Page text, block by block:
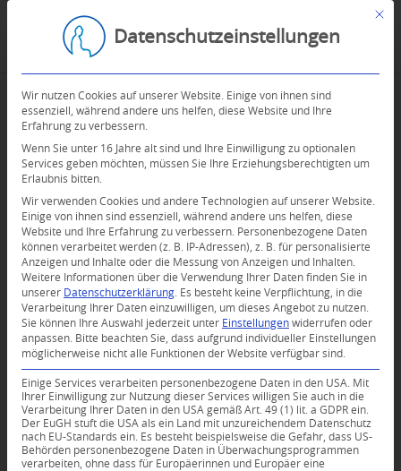
0
KOMMENTARE
Dein Kommentar
An Diskussion beteiligen?
Hinterlassen Sie uns Ihren Kommentar!
Name*
Mit
Datenschutzeinstellungen
Wir nutzen Cookies auf unserer Website. Einige von ihnen sind
essenziell, während andere uns helfen, diese Website und Ihre
Erfahrung zu verbessern.
Wenn Sie unter 16 Jahre alt sind und Ihre Einwilligung zu optionalen
Services geben möchten, müssen Sie Ihre Erziehungsberechtigten um
Erlaubnis bitten.
Wir verwenden Cookies und andere Technologien auf unserer Website.
Einige von ihnen sind essenziell, während andere uns helfen, diese
Website und Ihre Erfahrung zu verbessern.
Personenbezogene Daten
können verarbeitet werden (z. B. IP-Adressen), z. B. für personalisierte
Anzeigen und Inhalte oder die Messung von Anzeigen und Inhalten.
Weitere Informationen über die Verwendung Ihrer Daten finden Sie in
unserer Datenschutzerklärung
Es besteht keine Verpflichtung, in die
Verarbeitung Ihrer Daten einzuwilligen, um dieses Angebot zu nutzen.
Sie können Ihre Auswahl jederzeit unter Einstellungen widerrufen oder
anpassen.
Bitte beachten Sie, dass aufgrund individueller Einstellungen
möglicherweise nicht alle Funktionen der Website verfügbar sind.
Einige Services verarbeiten personenbezogene Daten in den USA. Mit
Ihrer Einwilligung zur Nutzung dieser Services willigen Sie auch in die
Verarbeitung Ihrer Daten in den USA gemäß Art. 49 (1) lit. a GDPR ein.
Der EuGH stuft die USA als ein Land mit unzureichendem Datenschutz
nach EU-Standards ein. Es besteht beispielsweise die Gefahr, dass US-
Behörden personenbezogene Daten in Überwachungsprogrammen
verarbeiten, ohne dass für Europäerinnen und Europäer eine